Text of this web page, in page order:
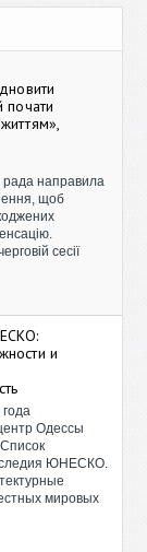
почати
рада направила
щоб
сесії
и
года
Одессы
ЮНЕСКО.
мировых